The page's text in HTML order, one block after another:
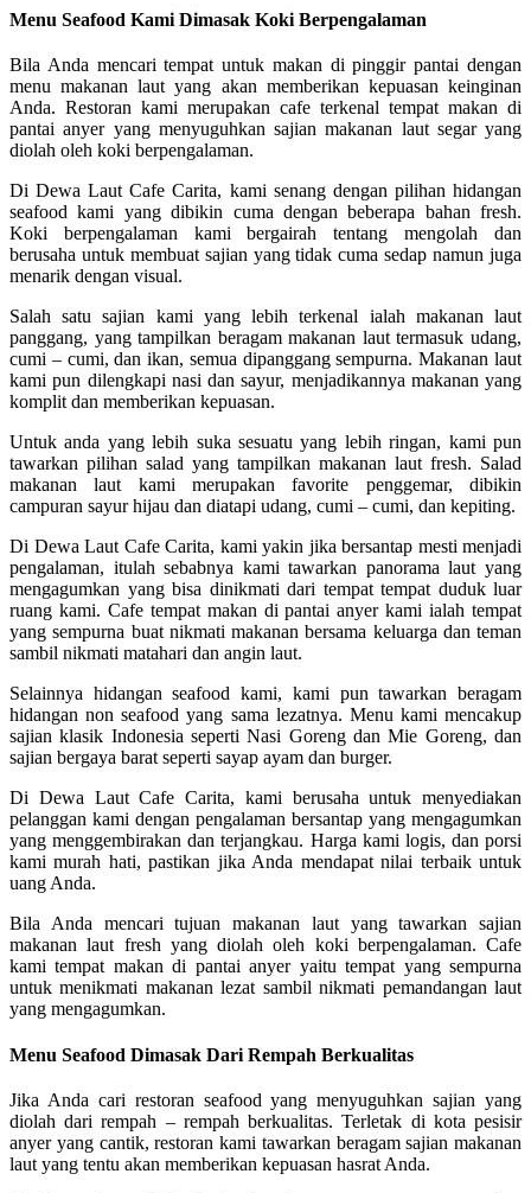
Menu Seafood Kami Dimasak Koki Berpengalaman
Bila Anda mencari tempat untuk makan di pinggir pantai dengan
menu makanan laut yang akan memberikan kepuasan keinginan
Anda. Restoran kami merupakan cafe terkenal tempat makan di
pantai anyer yang menyuguhkan sajian makanan laut segar yang
diolah oleh koki berpengalaman.
Di Dewa Laut Cafe Carita, kami senang dengan pilihan hidangan
seafood kami yang dibikin cuma dengan beberapa bahan fresh.
Koki berpengalaman kami bergairah tentang mengolah dan
berusaha untuk membuat sajian yang tidak cuma sedap namun juga
menarik dengan visual.
Salah satu sajian kami yang lebih terkenal ialah makanan laut
panggang, yang tampilkan beragam makanan laut termasuk udang,
cumi – cumi, dan ikan, semua dipanggang sempurna. Makanan laut
kami pun dilengkapi nasi dan sayur, menjadikannya makanan yang
komplit dan memberikan kepuasan.
Untuk anda yang lebih suka sesuatu yang lebih ringan, kami pun
tawarkan pilihan salad yang tampilkan makanan laut fresh. Salad
makanan laut kami merupakan favorite penggemar, dibikin
campuran sayur hijau dan diatapi udang, cumi – cumi, dan kepiting.
Di Dewa Laut Cafe Carita, kami yakin jika bersantap mesti menjadi
pengalaman, itulah sebabnya kami tawarkan panorama laut yang
mengagumkan yang bisa dinikmati dari tempat tempat duduk luar
ruang kami. Cafe tempat makan di pantai anyer kami ialah tempat
yang sempurna buat nikmati makanan bersama keluarga dan teman
sambil nikmati matahari dan angin laut.
Selainnya hidangan seafood kami, kami pun tawarkan beragam
hidangan non seafood yang sama lezatnya. Menu kami mencakup
sajian klasik Indonesia seperti Nasi Goreng dan Mie Goreng, dan
sajian bergaya barat seperti sayap ayam dan burger.
Di Dewa Laut Cafe Carita, kami berusaha untuk menyediakan
pelanggan kami dengan pengalaman bersantap yang mengagumkan
yang menggembirakan dan terjangkau. Harga kami logis, dan porsi
kami murah hati, pastikan jika Anda mendapat nilai terbaik untuk
uang Anda.
Bila Anda mencari tujuan makanan laut yang tawarkan sajian
makanan laut fresh yang diolah oleh koki berpengalaman. Cafe
kami tempat makan di pantai anyer yaitu tempat yang sempurna
untuk menikmati makanan lezat sambil nikmati pemandangan laut
yang mengagumkan.
Menu Seafood Dimasak Dari Rempah Berkualitas
Jika Anda cari restoran seafood yang menyuguhkan sajian yang
diolah dari rempah – rempah berkualitas. Terletak di kota pesisir
anyer yang cantik, restoran kami tawarkan beragam sajian makanan
laut yang tentu akan memberikan kepuasan hasrat Anda.